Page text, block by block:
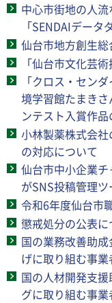
中心市街地の人
「SENDAIデー
仙台市地方創生
「仙台市文化芸
「クロス・セン
境学習館たまき
ンテスト入賞作
小林製薬株式会
の対応について
仙台市中小企業
がSNS投稿管理
令和6年度仙台市
懲戒処分の公表に
国の業務改善助
げに取り組む事
国の人材開発支
グに取り組む事